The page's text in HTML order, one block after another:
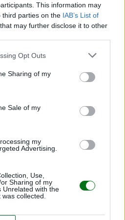
This information may
third parties on the IAB’s List of
that may further disclose it to other
Opt Outs
Sharing of my
Sale of my
my
Advertising.
Use,
Sharing of my
Unrelated with the
collected.
nuestro sistema digestivo
del todo.
la cuarentena continúas
consultarlo con tu médico.
los fármacos si sufres
y no mejoran con los
médico puede prescribirte
por supuesto, será
Y recuerda: ¡nunca